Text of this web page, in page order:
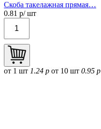
Скоба такелажная прямая…
0.81 р/ шт
от 1 шт 1.24 р от 10 шт 0.95 р